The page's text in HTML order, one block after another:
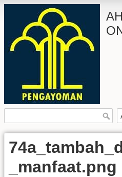
_manfaat.png